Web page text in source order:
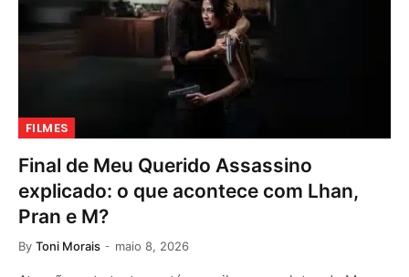
FILMES
Final de Meu Querido Assassino
explicado: o que acontece com Lhan,
Pran e M?
By Toni Morais maio 8, 2026